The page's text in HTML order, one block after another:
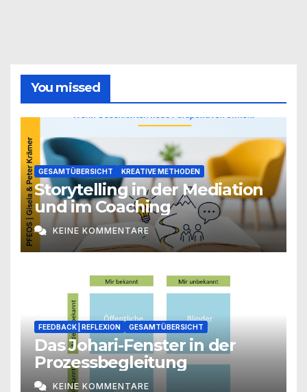
You missed
GESAMTÜBERSICHT KREATIVE METHODEN
Storytelling in der Mediation
und im Coaching
KEINE KOMMENTARE
FEEDBACK | REFLEXION GESAMTÜBERSICHT
Das Johari-Fenster in der
Prozessbegleitung
KEINE KOMMENTARE